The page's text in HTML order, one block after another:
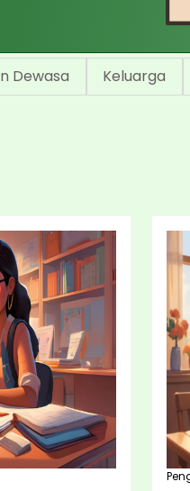
Dewasa Keluarga